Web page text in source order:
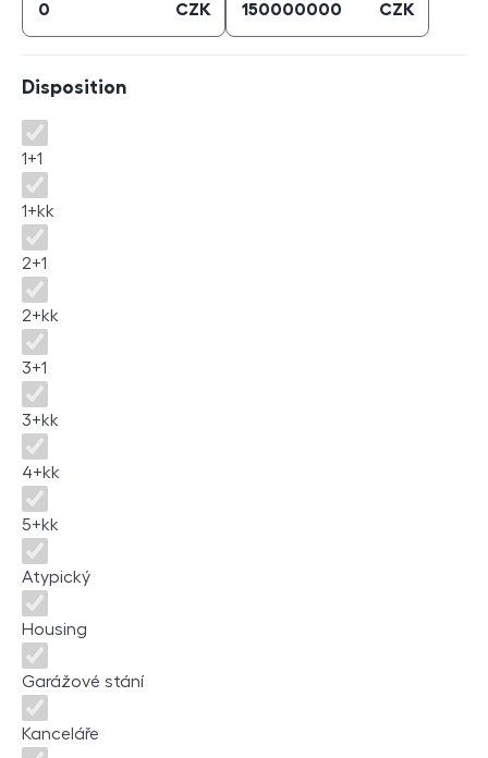
CZK CZK
Disposition
Disposition
1+1
1+kk
2+1
2+kk
3+1
3+kk
4+kk
5+kk
Atypický
Housing
Garážové stání
Kanceláře